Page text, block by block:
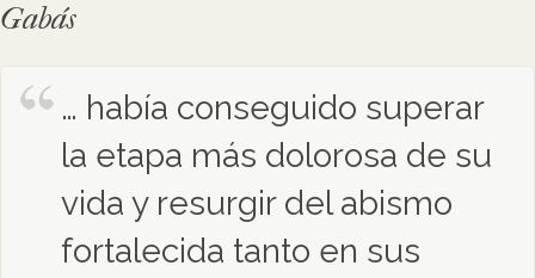
Gabás
… había conseguido superar
la etapa más dolorosa de su
vida y resurgir del abismo
fortalecida tanto en sus